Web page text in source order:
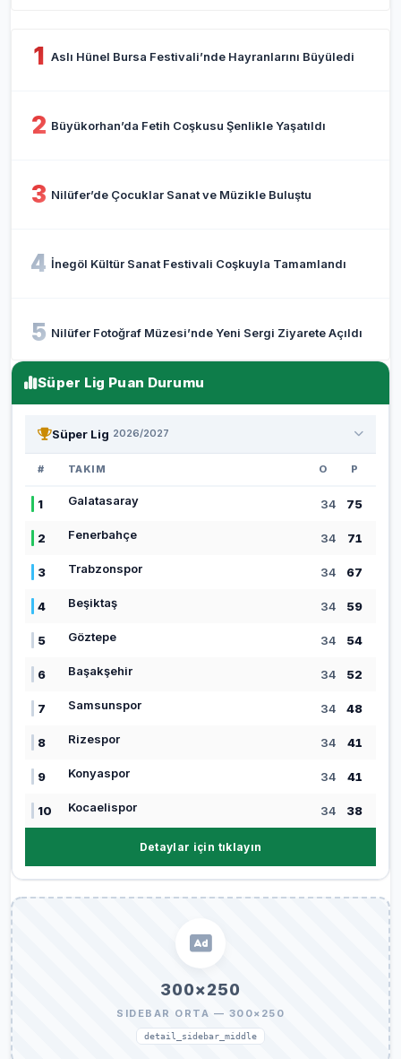
1 Aslı Hünel Bursa Festivali’nde Hayranlarını Büyüledi
2 Büyükorhan’da Fetih Coşkusu Şenlikle Yaşatıldı
3 Nilüfer’de Çocuklar Sanat ve Müzikle Buluştu
4 İnegöl Kültür Sanat Festivali Coşkuyla Tamamlandı
5 Nilüfer Fotoğraf Müzesi’nde Yeni Sergi Ziyarete Açıldı
Süper Lig Puan Durumu
Süper Lig 2026/2027
# TAKIM O P
1 Galatasaray 34 75
2 Fenerbahçe 34 71
3 Trabzonspor 34 67
4 Beşiktaş 34 59
5 Göztepe 34 54
6 Başakşehir 34 52
7 Samsunspor 34 48
8 Rizespor 34 41
9 Konyaspor 34 41
10 Kocaelispor 34 38
Detaylar için tıklayın
300×250
SIDEBAR ORTA — 300×250
detail_sidebar_middle